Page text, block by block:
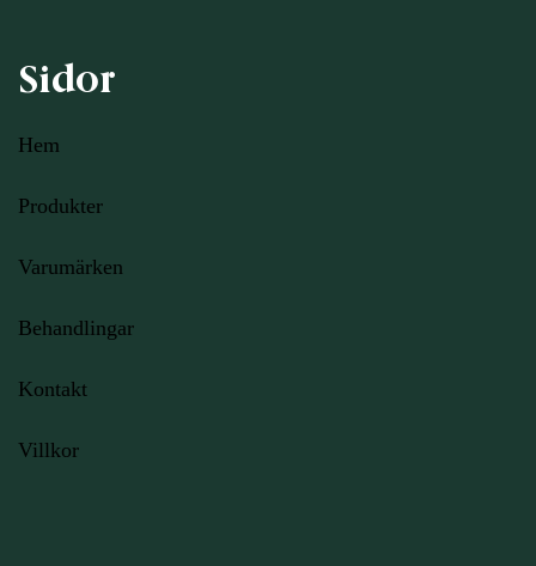
Sidor
Hem
Produkter
Varumärken
Behandlingar
Kontakt
Villkor